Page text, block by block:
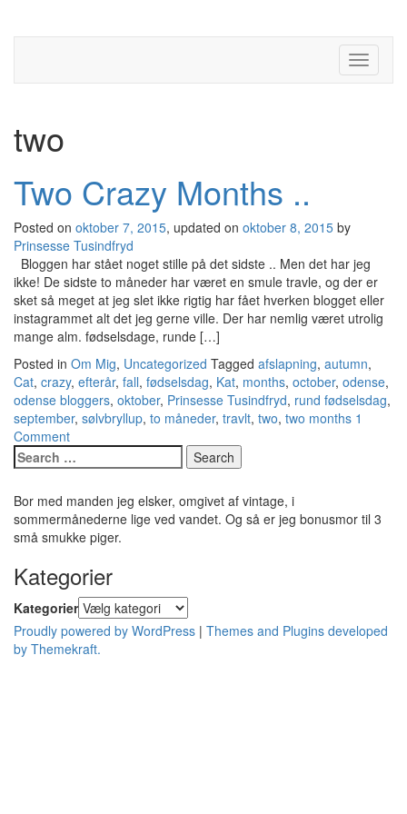
Toggle
two
Two Crazy Months ..
Posted on oktober 7, 2015, updated on oktober 8, 2015 by
Prinsesse Tusindfryd
Bloggen har stået noget stille på det sidste .. Men det har jeg
ikke! De sidste to måneder har været en smule travle, og der er
sket så meget at jeg slet ikke rigtig har fået hverken blogget eller
instagrammet alt det jeg gerne ville. Der har nemlig været utrolig
mange alm. fødselsdage, runde […]
Posted in Om Mig, Uncategorized Tagged afslapning, autumn,
Cat, crazy, efterår, fall, fødselsdag, Kat, months, october, odense,
odense bloggers, oktober, Prinsesse Tusindfryd, rund fødselsdag,
september, sølvbryllup, to måneder, travlt, two, two months 1
Comment
Bor med manden jeg elsker, omgivet af vintage, i
sommermånederne lige ved vandet. Og så er jeg bonusmor til 3
små smukke piger.
Kategorier
Kategorier
Proudly powered by WordPress | Themes and Plugins developed
by Themekraft.